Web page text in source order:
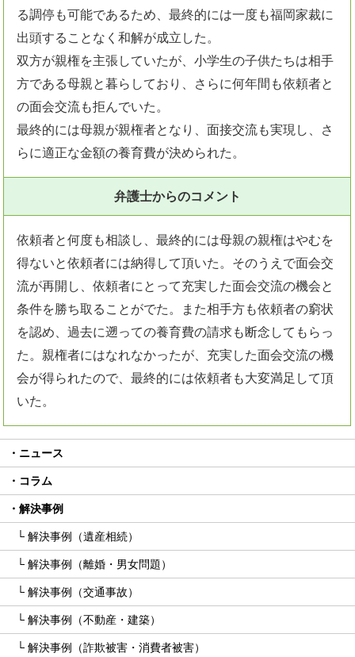
る調停も可能であるため、最終的には一度も福岡家裁に
出頭することなく和解が成立した。
双方が親権を主張していたが、小学生の子供たちは相手
方である母親と暮らしており、さらに何年間も依頼者と
の面会交流も拒んでいた。
最終的には母親が親権者となり、面接交流も実現し、さ
らに適正な金額の養育費が決められた。
弁護士からのコメント
依頼者と何度も相談し、最終的には母親の親権はやむを
得ないと依頼者には納得して頂いた。そのうえで面会交
流が再開し、依頼者にとって充実した面会交流の機会と
条件を勝ち取ることがでた。また相手方も依頼者の窮状
を認め、過去に遡っての養育費の請求も断念してもらっ
た。親権者にはなれなかったが、充実した面会交流の機
会が得られたので、最終的には依頼者も大変満足して頂
いた。
ニュース
コラム
解決事例
解決事例（遺産相続）
解決事例（離婚・男女問題）
解決事例（交通事故）
解決事例（不動産・建築）
解決事例（詐欺被害・消費者被害）